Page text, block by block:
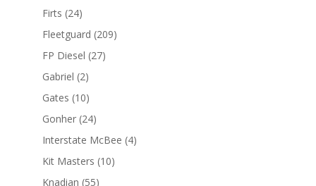
Firts 2424
productos
Fleetguard 209209
FP Diesel 2727
Gabriel 22
productos
Gates 1010
productos
Gonher 2424
productos
Interstate McBee 44
Kit Masters 1010
Knadian 5555